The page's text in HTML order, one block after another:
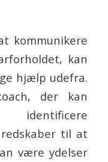
kommunikere
kan
hjælp udefra.
der kan
til at
være ydelser